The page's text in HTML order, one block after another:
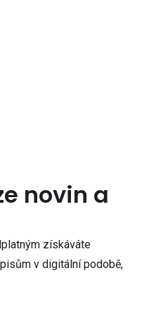
novin a
získáváte
v digitální podobě,